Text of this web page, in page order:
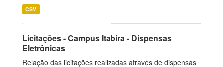
CSV
Licitações - Campus Itabira - Dispensas
Eletrônicas
Relação das licitações realizadas através de dispensas